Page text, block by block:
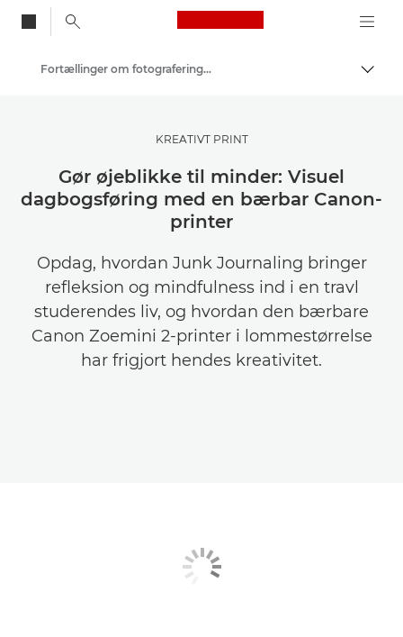
Canon Logo, back
Skift
Bliv inspireret | Tips til fotografering og print og købervejledninger
Fortællinger om fotografering og kreativitet
KREATIVT PRINT
Gør øjeblikke til minder: Visuel
dagbogsføring med en bærbar Canon-
printer
Opdag, hvordan Junk Journaling bringer
refleksion og mindfulness ind i en travl
studerendes liv, og hvordan den bærbare
Canon Zoemini 2-printer i lommestørrelse
har frigjort hendes kreativitet.